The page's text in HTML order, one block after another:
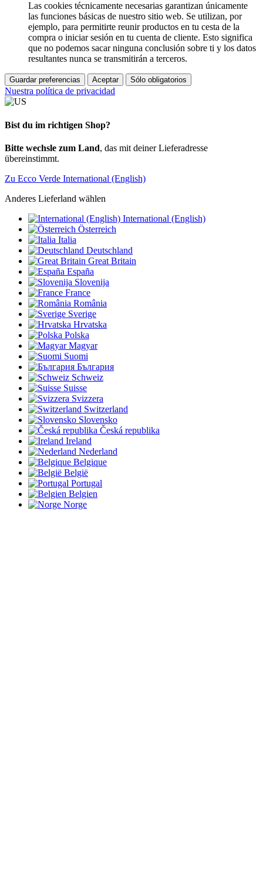
Las cookies técnicamente necesarias garantizan únicamente
las funciones básicas de nuestro sitio web. Se utilizan, por
ejemplo, para permitirte reunir productos en tu cesta de la
compra o iniciar sesión en tu cuenta de cliente. Esto significa
que no podemos sacar ninguna conclusión sobre ti y los datos
resultantes nunca se transmitirán a terceros.
Guardar preferencias Aceptar Sólo obligatorios
Nuestra política de privacidad
Bist du im richtigen Shop?
Bitte wechsle zum Land, das mit deiner Lieferadresse
übereinstimmt.
Zu Ecco Verde International (English)
Anderes Lieferland wählen
International (English)
Österreich
Italia
Deutschland
Great Britain
España
Slovenija
France
România
Sverige
Hrvatska
Polska
Magyar
Suomi
България
Schweiz
Suisse
Svizzera
Switzerland
Slovensko
Česká republika
Ireland
Nederland
Belgique
België
Portugal
Belgien
Norge